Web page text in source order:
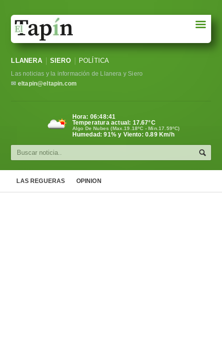
Sociedad
Política
Cultura
☰
LLANERA SIERO POLÍTICA
Las noticias y la información de Llanera y Siero
✉ eltapin@eltapin.com
Hora: 06:48:42
Temperatura actual: 17.67°C
Algo De Nubes (Max.19.18ºC - Min.17.59ºC)
Humedad: 91% y Viento: 0.89 Km/h
LAS REGUERAS OPINION